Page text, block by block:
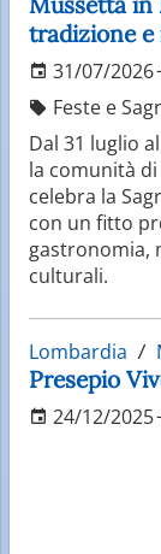
tradizione
31/07/2026
Feste e
Dal 31 luglio
la comunità
celebra la
con un fitto
gastronomia,
culturali.
Lombardia
Presepio
24/12/2025